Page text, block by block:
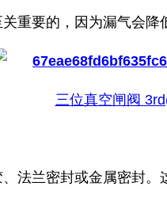
重要的，因为漏气会
三位真空闸阀
法兰密封或金属密封。